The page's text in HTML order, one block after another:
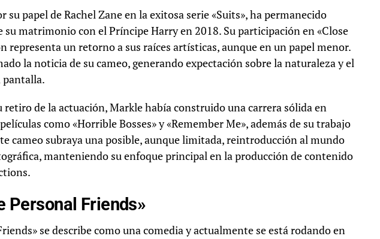
su papel de Rachel Zane en la exitosa serie «Suits», ha permanecido
su matrimonio con el Príncipe Harry en 2018. Su participación en «Close
representa un retorno a sus raíces artísticas, aunque en un papel menor.
la noticia de su cameo, generando expectación sobre la naturaleza y el
pantalla.
de la actuación, Markle había construido una carrera sólida en
como «Horrible Bosses» y «Remember Me», además de su trabajo
cameo subraya una posible, aunque limitada, reintroducción al mundo
manteniendo su enfoque principal en la producción de contenido
Personal Friends»
se describe como una comedia y actualmente se está rodando en